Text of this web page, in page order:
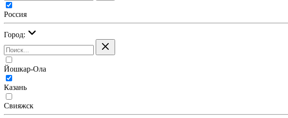
Россия
Город:
Йошкар-Ола
Казань
Свияжск